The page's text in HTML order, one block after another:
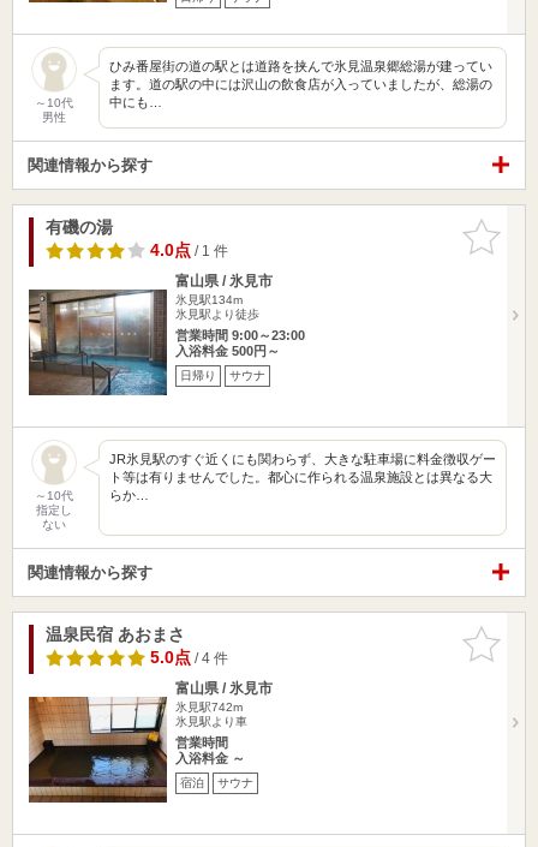
～10代
男性
ひみ番屋街の道の駅とは道路を挟んで氷見温泉郷総湯が建ってい
ます。道の駅の中には沢山の飲食店が入っていましたが、総湯の
中にも…
関連情報から探す
お気に入
りに追加
有磯の湯
4.0点/ 1 件
富山県 / 氷見市
氷見駅134m
氷見駅より徒歩
営業時間 9:00～23:00
入浴料金 500円～
日帰り サウナ
～10代
指定し
ない
JR氷見駅のすぐ近くにも関わらず、大きな駐車場に料金徴収ゲー
ト等は有りませんでした。都心に作られる温泉施設とは異なる大
らか…
関連情報から探す
お気に入
りに追加
温泉民宿 あおまさ
5.0点/ 4 件
富山県 / 氷見市
氷見駅742m
氷見駅より車
営業時間
入浴料金 ～
宿泊 サウナ